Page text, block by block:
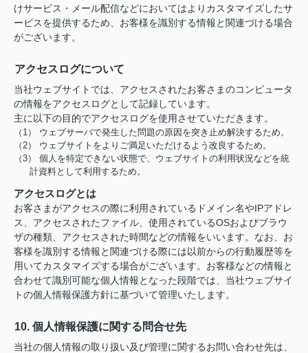
けサービス・メール配信などにおいてはよりカスタマイズしたサ
ービスを提供するため、お客様を識別する情報と関連づける場合
がございます。
アクセスログについて
当社ウェブサイトでは、アクセスされたお客さまのコンピュータ
の情報をアクセスログとして記録しています。
主に以下の目的でアクセスログを使用させていただきます。
（1） ウェブサーバで発生した問題の原因を突き止め解決するため。
（2） ウェブサイトをよりご満足いただけるよう改良するため。
（3） 個人を特定できない状態で、ウェブサイトの利用状況などを統
計資料として利用するため。
アクセスログとは
お客さまがアクセスの際に利用されているドメイン名やIPアドレ
ス、アクセスされたファイル、使用されているOSおよびブラウ
ザの種類、アクセスされた時間などの情報をいいます。なお、お
客様を識別する情報と関連づける際には以前からの行動履歴等を
用いてカスタマイズする場合がございます。お客様などの情報と
合わせて識別可能な個人情報となった段階では、当社ウェブサイ
トの個人情報保護方針に基づいて管理いたします。
10. 個人情報保護に関する問合せ先
当社の個人情報の取り扱い及び管理に関するお問い合わせ先は、